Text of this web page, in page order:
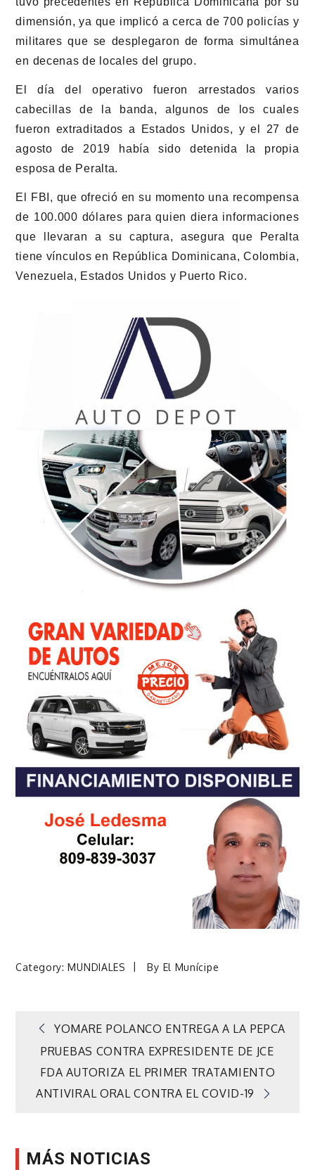
dimensión, ya que implicó a cerca de 700 policías y
militares que se desplegaron de forma simultánea
en decenas de locales del grupo.
El día del operativo fueron arrestados varios
cabecillas de la banda, algunos de los cuales
fueron extraditados a Estados Unidos, y el 27 de
agosto de 2019 había sido detenida la propia
esposa de Peralta.
El FBI, que ofreció en su momento una recompensa
de 100.000 dólares para quien diera informaciones
que llevaran a su captura, asegura que Peralta
tiene vínculos en República Dominicana, Colombia,
Venezuela, Estados Unidos y Puerto Rico.
Category:MUNDIALES By El Munícipe
Navegación
de
YOMARE POLANCO ENTREGA A LA PEPCA
PRUEBAS CONTRA EXPRESIDENTE DE JCE
FDA AUTORIZA EL PRIMER TRATAMIENTO
ANTIVIRAL ORAL CONTRA EL COVID-19
MÁS NOTICIAS